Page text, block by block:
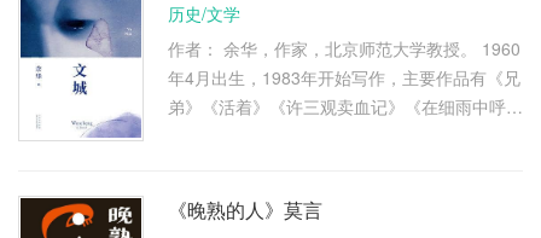
历史/文学
作者： 余华，作家，北京师范大学教授。 1960
年4月出生，1983年开始写作，主要作品有《兄
弟》《活着》《许三观卖血记》《在细雨中呼
《晚熟的人》莫言